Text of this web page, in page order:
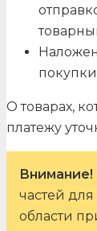
О товарах,
платежу
Внимание!
частей
области